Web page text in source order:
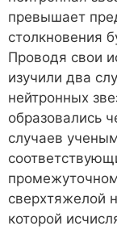
превышает
столкновения
Проводя свои
изучили два
нейтронных
образовались
случаев
сверхтяжелой
которой